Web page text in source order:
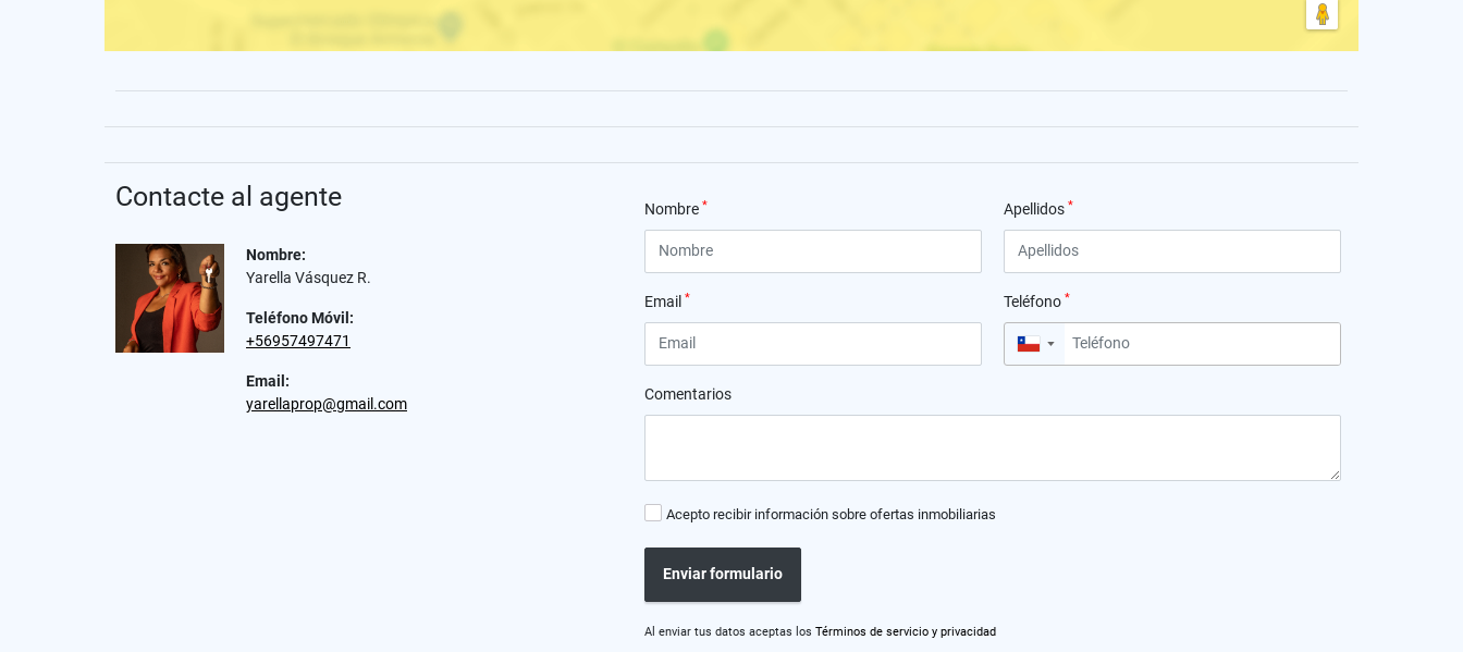
Contacte al agente
Nombre:
Yarella Vásquez R.
Teléfono Móvil:
+56957497471
Email:
yarellaprop@gmail.com
Nombre * Apellidos *
Email * Teléfono *
▼
Comentarios
Acepto recibir información sobre ofertas inmobiliarias
Enviar formulario
Al enviar tus datos aceptas los Términos de servicio y privacidad